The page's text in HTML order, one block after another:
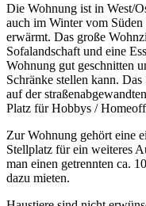
Die Wohnung ist in West/
auch im Winter vom
erwärmt. Das große
Sofalandschaft und eine
Wohnung gut geschnitten
Schränke stellen kann.
auf der
Platz für Hobbys /
Zur Wohnung gehört eine
Stellplatz für ein weiteres
man einen getrennten ca.
dazu mieten.